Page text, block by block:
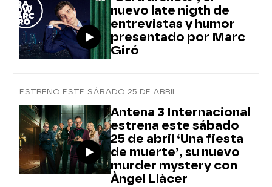
nuevo late nigth de
entrevistas y humor
presentado por Marc
Giró
ESTRENO ESTE SÁBADO 25 DE ABRIL
Antena 3 Internacional
estrena este sábado
25 de abril ‘Una fiesta
de muerte’, su nuevo
murder mystery con
Àngel Llàcer